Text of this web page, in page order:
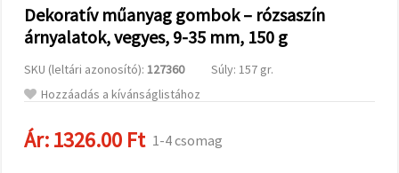
analitikai és
marketingpartnereink
segítségével
Az "Összes
elfogadása"
gombra
elfogadhatja
az összes
Dekoratív műanyag gombok – rózsaszín
árnyalatok, vegyes, 9-35 mm, 150 g
SKU (leltári azonosító): 127360
Súly: 157 gr.
Hozzáadás a kívánságlistához
Ár:1326.00 Ft 1-4 csomag